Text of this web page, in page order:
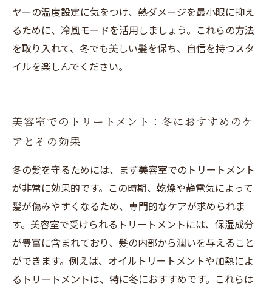
ヤーの温度設定に気をつけ、熱ダメージを最小限に抑え
るために、冷風モードを活用しましょう。これらの方法
を取り入れて、冬でも美しい髪を保ち、自信を持つスタ
イルを楽しんでください。
美容室でのトリートメント：冬におすすめのケ
アとその効果
冬の髪を守るためには、まず美容室でのトリートメント
が非常に効果的です。この時期、乾燥や静電気によって
髪が傷みやすくなるため、専門的なケアが求められま
す。美容室で受けられるトリートメントには、保湿成分
が豊富に含まれており、髪の内部から潤いを与えること
ができます。例えば、オイルトリートメントや加熱によ
るトリートメントは、特に冬におすすめです。これらは